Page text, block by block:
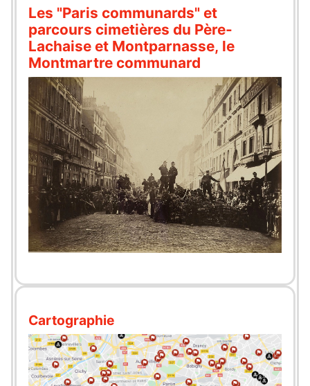
Les "Paris communards" et
parcours cimetières du Père-
Lachaise et Montparnasse, le
Montmartre communard
Cartographie